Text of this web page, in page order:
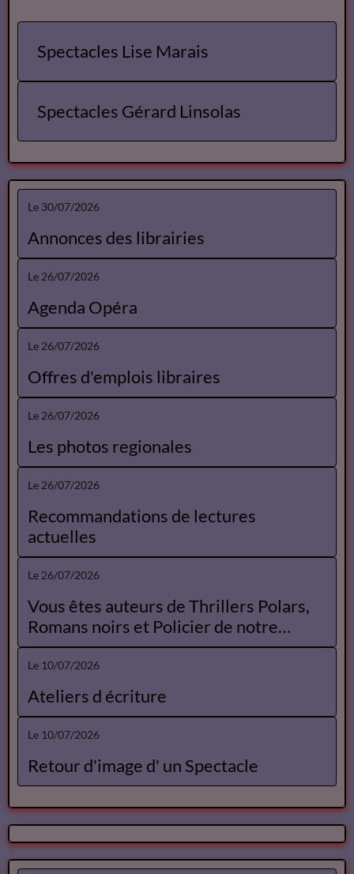
Spectacles Lise Marais
Spectacles Gérard Linsolas
Le 30/07/2026
Annonces des librairies
Le 26/07/2026
Agenda Opéra
Le 26/07/2026
Offres d'emplois libraires
Le 26/07/2026
Les photos regionales
Le 26/07/2026
Recommandations de lectures
actuelles
Le 26/07/2026
Vous êtes auteurs de Thrillers Polars,
Romans noirs et Policier de notre
Catalogue
Le 10/07/2026
Ateliers d écriture
Le 10/07/2026
Retour d'image d' un Spectacle